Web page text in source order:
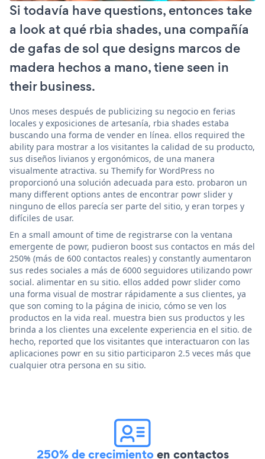
Si todavía have questions, entonces take
a look at qué rbia shades, una compañía
de gafas de sol que designs marcos de
madera hechos a mano, tiene seen in
their business.
Unos meses después de publicizing su negocio en ferias
locales y exposiciones de artesanía, rbia shades estaba
buscando una forma de vender en línea. ellos required the
ability para mostrar a los visitantes la calidad de su producto,
sus diseños livianos y ergonómicos, de una manera
visualmente atractiva. su Themify for WordPress no
proporcionó una solución adecuada para esto. probaron un
many different options antes de encontrar powr slider y
ninguno de ellos parecía ser parte del sitio, y eran torpes y
difíciles de usar.
En a small amount of time de registrarse con la ventana
emergente de powr, pudieron boost sus contactos en más del
250% (más de 600 contactos reales) y constantly aumentaron
sus redes sociales a más de 6000 seguidores utilizando powr
social. alimentar en su sitio. ellos added powr slider como
una forma visual de mostrar rápidamente a sus clientes, ya
que son coming to la página de inicio, cómo se ven los
productos en la vida real. muestra bien sus productos y les
brinda a los clientes una excelente experiencia en el sitio. de
hecho, reported que los visitantes que interactuaron con las
aplicaciones powr en su sitio participaron 2.5 veces más que
cualquier otra persona en su sitio.
250% de crecimientoen contactos